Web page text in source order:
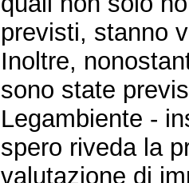
previsti, stanno
Inoltre,
sono state
Legambiente -
spero riveda la
valutazione di